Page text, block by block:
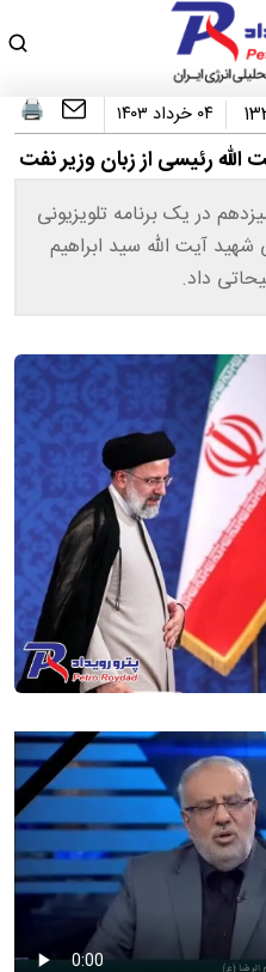
۰۴ خرداد ۱۴۰۳
رئیسی از زبان وزیر نفت
در یک برنامه تلویزیونی
آیت الله سید ابراهیم
داد.